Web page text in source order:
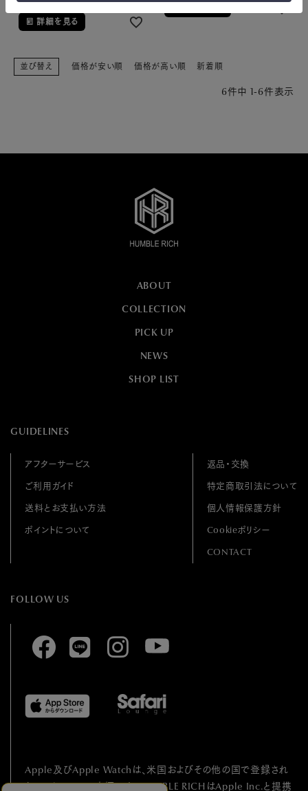
詳細を見る
並び替え 価格が安い順 価格が高い順 新着順
6件中 1-6件表示
ABOUT
COLLECTION
PICK UP
NEWS
SHOP LIST
GUIDELINES
アフターサービス
ご利用ガイド
送料とお支払い方法
ポイントについて
返品・交換
特定商取引法について
個人情報保護方針
Cookieポリシー
CONTACT
FOLLOW US
Apple及びApple Watchは、⽶国およびその他の国で登録され
たApple Inc.の商標です。HUMBLE RICHはApple Inc.と提携